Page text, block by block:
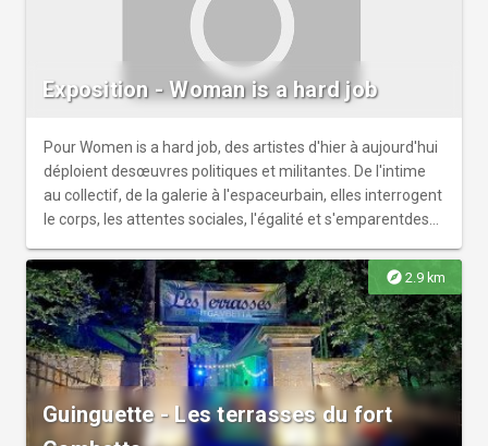
Exposition - Woman is a hard job
Pour Women is a hard job, des artistes d'hier à aujourd'hui
déploient desœuvres politiques et militantes. De l'intime
au collectif, de la galerie à l'espaceurbain, elles interrogent
le corps, les attentes sociales, l'égalité et s'emparentdes
politique. Curatée par Myriama Idir et Collectif
Riveté.Artistes : Alicia Gardès, Clara Denidet, Graciela
Sacco, Guerrilla Girls, Nil Yalter & Nicole Croiset, Vera
Primavera, La Dynamique des Choses.En partenariat avec
le 49 Nord 6 Est - Frac Lorraine.
explore 2.9 km
Guinguette - Les terrasses du fort